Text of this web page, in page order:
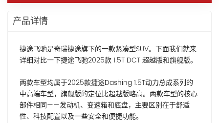
产品详情
捷途飞驰是奇瑞捷途旗下的一款紧凑型SUV。下面我们就来
详细对比一下捷途飞驰2025款 1.5T DCT 超越版和旗舰版。
两款车型均属于2025款捷途Dashing 1.5T动力总成系列的
中高端车型，旗舰版的定位比超越版略高。两款车型的核心
部件相同——发动机、变速箱和底盘，主要区别在于舒适
性、科技配置以及一些安全和便捷功能。